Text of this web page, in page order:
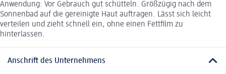
Anwendung: Vor Gebrauch gut schütteln. Größzügig nach dem
Sonnenbad auf die gereinigte Haut auftragen. Lässt sich leicht
verteilen und zieht schnell ein, ohne einen Fettfilm zu
hinterlassen.
Anschrift des Unternehmens